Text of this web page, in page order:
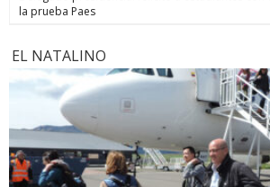
la prueba Paes
EL NATALINO